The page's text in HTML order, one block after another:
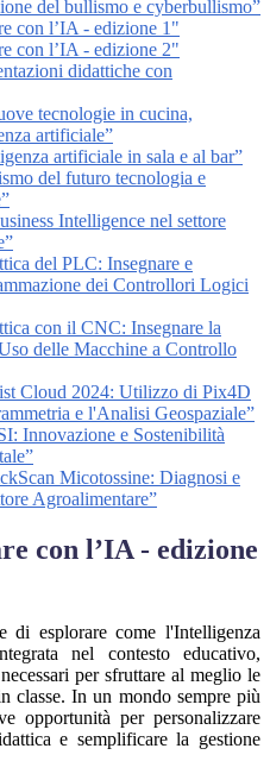
del bullismo e cyberbullismo”
con l’IA - edizione 1"
con l’IA - edizione 2"
didattiche con
tecnologie in cucina,
artificiale”
artificiale in sala e al bar”
del futuro tecnologia e
Intelligence nel settore
del PLC: Insegnare e
dei Controllori Logici
con il CNC: Insegnare la
delle Macchine a Controllo
Cloud 2024: Utilizzo di Pix4D
e l'Analisi Geospaziale”
Innovazione e Sostenibilità
Micotossine: Diagnosi e
Agroalimentare”
con l’IA - edizione
di esplorare come l'Intelligenza
nel contesto educativo,
per sfruttare al meglio le
classe. In un mondo sempre più
opportunità per personalizzare
e semplificare la gestione